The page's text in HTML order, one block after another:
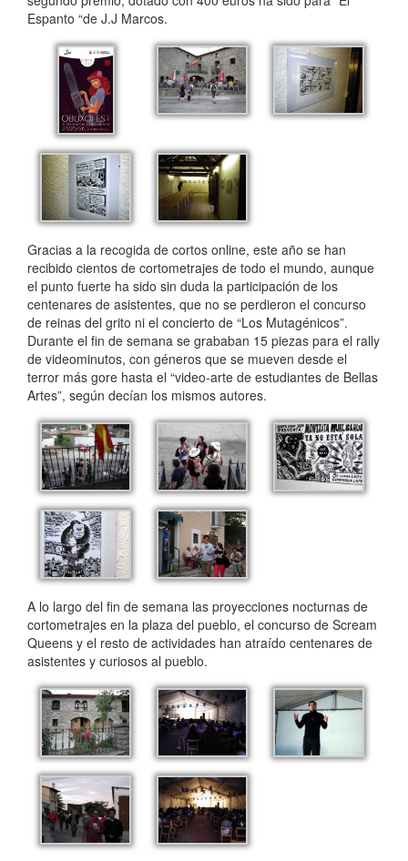
Espanto “de J.J Marcos.
Gracias a la recogida de cortos online, este año se han
recibido cientos de cortometrajes de todo el mundo, aunque
el punto fuerte ha sido sin duda la participación de los
centenares de asistentes, que no se perdieron el concurso
de reinas del grito ni el concierto de “Los Mutagénicos”.
Durante el fin de semana se grababan 15 piezas para el rally
de videominutos, con géneros que se mueven desde el
terror más gore hasta el “video-arte de estudiantes de Bellas
Artes”, según decían los mismos autores.
A lo largo del fin de semana las proyecciones nocturnas de
cortometrajes en la plaza del pueblo, el concurso de Scream
Queens y el resto de actividades han atraído centenares de
asistentes y curiosos al pueblo.